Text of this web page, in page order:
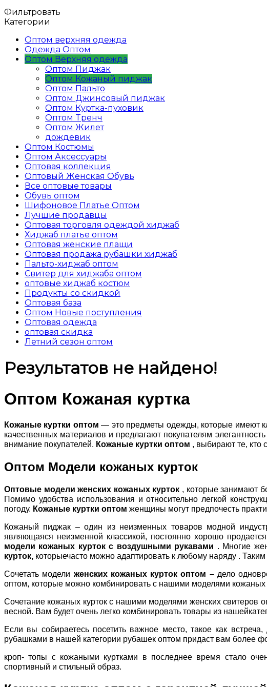
Фильтровать
Категории
Оптом верхняя одежда
Одежда Оптом
Оптом Верхняя одежда
Оптом Пиджак
Оптом Кожаный пиджак
Оптом Пальтo
Оптом Джинсовый пиджак
Оптом Куртка-пуховик
Оптом Tренч
Оптом Жилет
дождевик
Оптом Костюмы
Оптом Аксессуары
Оптовая коллекция
Oптовый Женская Обувь
Все оптовые товары
Обувь оптом
Шифоновое Платье Оптом
Лучшие продавцы
Оптовая торговля одеждой хиджаб
Хиджаб платье оптом
Оптовая женские плащи
Оптовая продажа рубашки хиджаб
Пальто-хиджаб оптом
Свитер для хиджаба оптом
оптовые хиджаб костюм
Продукты со скидкой
Оптовая база
Оптом Новые поступления
Оптовая одежда
оптовая скидка
Летний сезон оптом
Результатов не найдено!
Оптом Кожаная куртка
Кожаные куртки оптом— это предметы одежды, которые имеют
качественных материалов и предлагают покупателям
внимание покупателей. Кожаные куртки оптом , выбирают те, кто
Оптом Модели кожаных курток
Оптовые модели женских кожаных курток , которые занимают
Помимо удобства использования и относительно легкой
погоду. Кожаные куртки оптом женщины могут предпочесть
Кожаный пиджак – один из неизменных товаров модной
являющаяся неизменной классикой, постоянно хорошо
модели кожаных курток с воздушными рукавами . Многие
курток, которыечасто можно адаптировать к любому наряду .
Сочетать модели женских кожаных курток оптом – дело
оптом, которые можно комбинировать с нашими моделями кожаных
Сочетание кожаных курток с нашими моделями женских свитеров
весной. Вам будет очень легко комбинировать товары из
Если вы собираетесь посетить важное место, такое как
рубашками в нашей категории рубашек оптом придаст вам более
кроп- топы с кожаными куртками в последнее время стало
спортивный и стильный образ.